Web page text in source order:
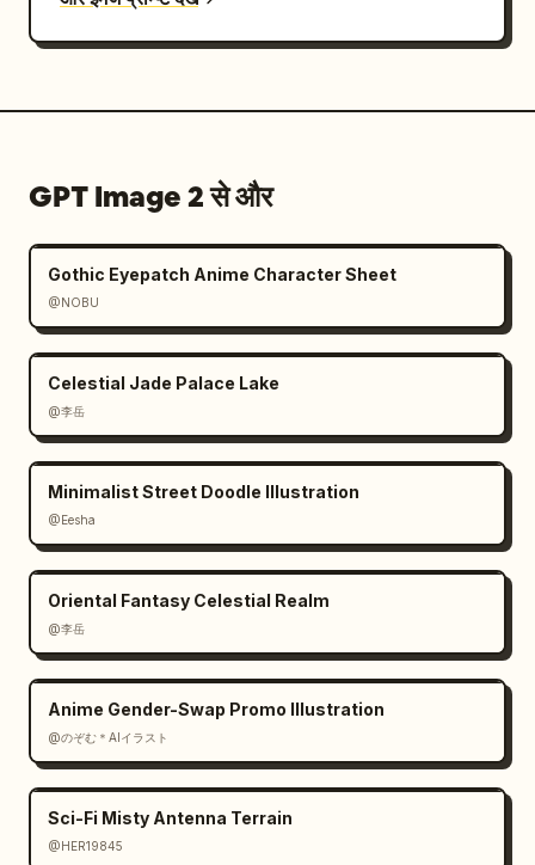
GPT Image 2 से और
Gothic Eyepatch Anime Character Sheet
@NOBU
Celestial Jade Palace Lake
@李岳
Minimalist Street Doodle Illustration
@Eesha
Oriental Fantasy Celestial Realm
@李岳
Anime Gender-Swap Promo Illustration
@のぞむ＊AIイラスト
Sci-Fi Misty Antenna Terrain
@HER19845